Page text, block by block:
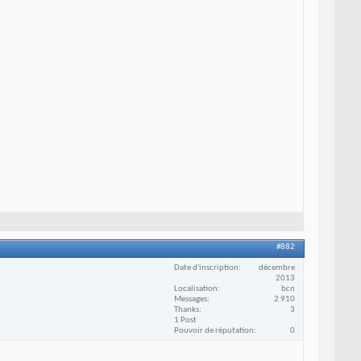
#882
Date d'inscription
décembre
2013
Localisation
bcn
Messages
2 910
Thanks
3
1 Post
Pouvoir de réputation
0